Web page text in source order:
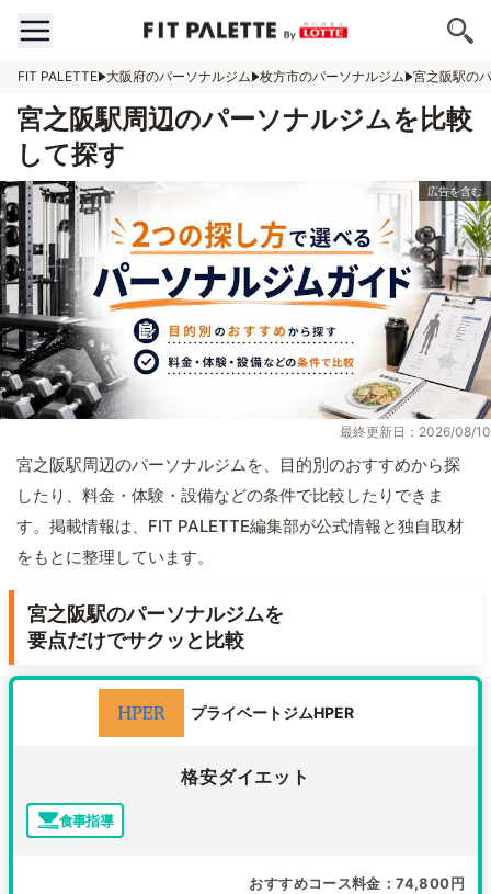
FIT PALETTE 大阪府のパーソナルジム 枚方市のパーソナルジム 宮之阪駅の
宮之阪駅周辺のパーソナルジムを比較
して探す
最終更新日：2026/08/10
宮之阪駅周辺のパーソナルジムを、目的別のおすすめから探
したり、料金・体験・設備などの条件で比較したりできま
す。掲載情報は、FIT PALETTE編集部が公式情報と独自取材
をもとに整理しています。
宮之阪駅のパーソナルジムを
要点だけでサクッと比較
プライベートジムHPER
格安ダイエット
食事指導
おすすめコース料金 74,800円